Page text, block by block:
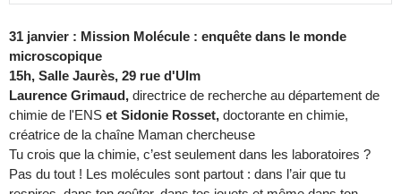
31 janvier : Mission Molécule : enquête dans le monde
microscopique
15h, Salle Jaurès, 29 rue d'Ulm
Laurence Grimaud, directrice de recherche au département de
chimie de l'ENS et Sidonie Rosset, doctorante en chimie,
créatrice de la chaîne Maman chercheuse
Tu crois que la chimie, c’est seulement dans les laboratoires ?
Pas du tout ! Les molécules sont partout : dans l’air que tu